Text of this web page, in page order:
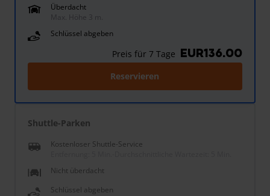
Überdacht
Max. Höhe 3 m.
Schlüssel abgeben
Preis für 7 Tage EUR136.00
Reservieren
Shuttle-Parken
Kostenloser Shuttle-Service
Nicht überdacht
Schlüssel abgeben